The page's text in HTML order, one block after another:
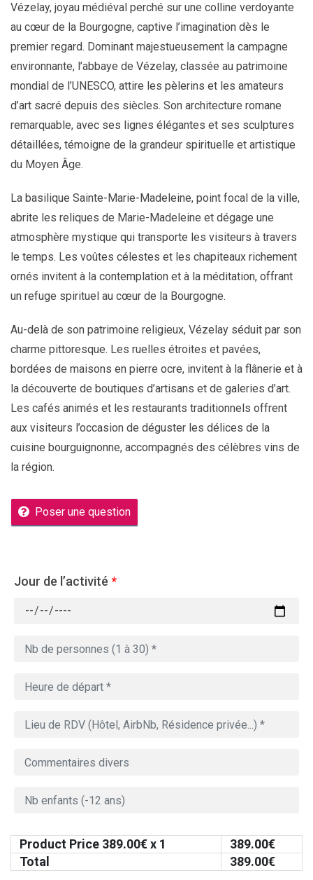
Vézelay, joyau médiéval perché sur une colline verdoyante
au cœur de la Bourgogne, captive l’imagination dès le
premier regard. Dominant majestueusement la campagne
environnante, l’abbaye de Vézelay, classée au patrimoine
mondial de l’UNESCO, attire les pèlerins et les amateurs
d’art sacré depuis des siècles. Son architecture romane
remarquable, avec ses lignes élégantes et ses sculptures
détaillées, témoigne de la grandeur spirituelle et artistique
du Moyen Âge.
La basilique Sainte-Marie-Madeleine, point focal de la ville,
abrite les reliques de Marie-Madeleine et dégage une
atmosphère mystique qui transporte les visiteurs à travers
le temps. Les voûtes célestes et les chapiteaux richement
ornés invitent à la contemplation et à la méditation, offrant
un refuge spirituel au cœur de la Bourgogne.
Au-delà de son patrimoine religieux, Vézelay séduit par son
charme pittoresque. Les ruelles étroites et pavées,
bordées de maisons en pierre ocre, invitent à la flânerie et à
la découverte de boutiques d’artisans et de galeries d’art.
Les cafés animés et les restaurants traditionnels offrent
aux visiteurs l’occasion de déguster les délices de la
cuisine bourguignonne, accompagnés des célèbres vins de
la région.
Poser une question
Jour de l’activité *
Product Price 389.00€ x 1 389.00€
Total
389.00€